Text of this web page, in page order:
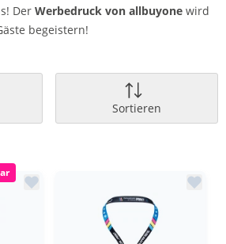
Der Werbedruck von allbuyone wird
begeistern!
Sortieren